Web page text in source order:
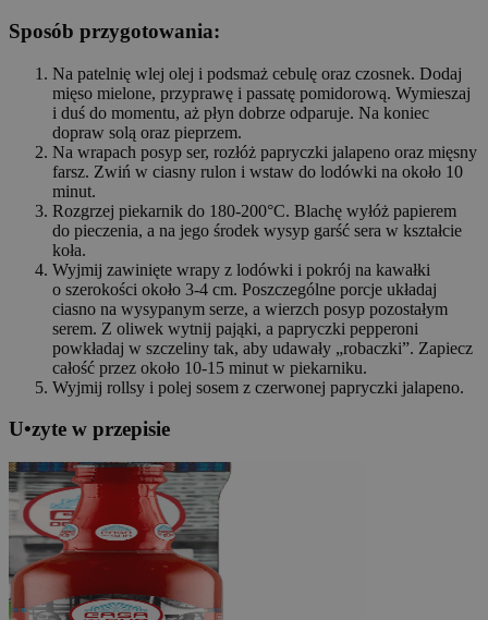
Sposób przygotowania:
Na patelnię wlej olej i podsmaż cebulę oraz czosnek. Dodaj
mięso mielone, przyprawę i passatę pomidorową. Wymieszaj
i duś do momentu, aż płyn dobrze odparuje. Na koniec
dopraw solą oraz pieprzem.
Na wrapach posyp ser, rozłóż papryczki jalapeno oraz mięsny
farsz. Zwiń w ciasny rulon i wstaw do lodówki na około 10
minut.
Rozgrzej piekarnik do 180-200°C. Blachę wyłóż papierem
do pieczenia, a na jego środek wysyp garść sera w kształcie
koła.
Wyjmij zawinięte wrapy z lodówki i pokrój na kawałki
o szerokości około 3-4 cm. Poszczególne porcje układaj
ciasno na wysypanym serze, a wierzch posyp pozostałym
serem. Z oliwek wytnij pająki, a papryczki pepperoni
powkładaj w szczeliny tak, aby udawały „robaczki”. Zapiecz
całość przez około 10-15 minut w piekarniku.
Wyjmij rollsy i polej sosem z czerwonej papryczki jalapeno.
U•zyte w przepisie